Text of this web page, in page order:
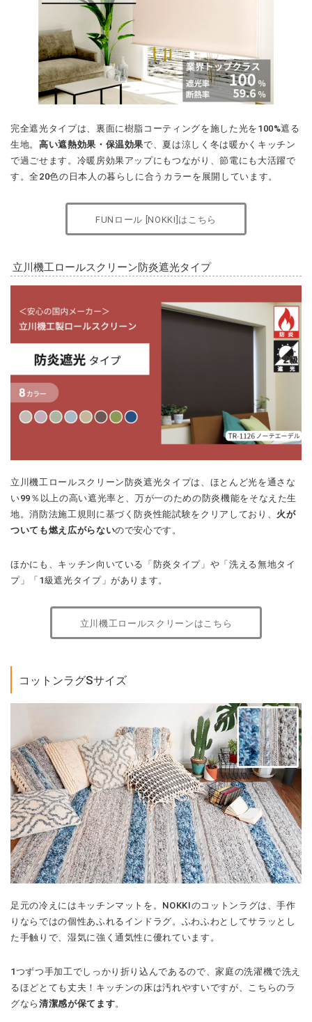
完全遮光タイプは、裏面に樹脂コーティングを施した光を100%遮る
生地。 高い遮熱効果・保温効果で、夏は涼しく冬は暖かくキッチン
で過ごせます。冷暖房効果アップにもつながり、節電にも大活躍で
す。全20色の日本人の暮らしに合うカラーを展開しています。
FUNロール [NOKKI]はこちら
立川機工ロールスクリーン防炎遮光タイプ
立川機工ロールスクリーン防炎遮光タイプは、ほとんど光を通さな
い99％以上の高い遮光率と、万が一のための防炎機能をそなえた生
地。消防法施工規則に基づく防炎性能試験をクリアしており、 火が
ついても燃え広がらないので安心です。
ほかにも、キッチン向いている「防炎タイプ」や「洗える無地タイ
プ」「1級遮光タイプ」があります。
立川機工ロールスクリーンはこちら
コットンラグSサイズ
足元の冷えにはキッチンマットを。NOKKIのコットンラグは、手作
りならではの個性あふれるインドラグ。ふわふわとしてサラッとし
た手触りで、湿気に強く通気性に優れています。
1つずつ手加工でしっかり折り込んであるので、家庭の洗濯機で洗え
るほどとても丈夫！キッチンの床は汚れやすいですが、こちらのラ
グなら 清潔感が保てます。